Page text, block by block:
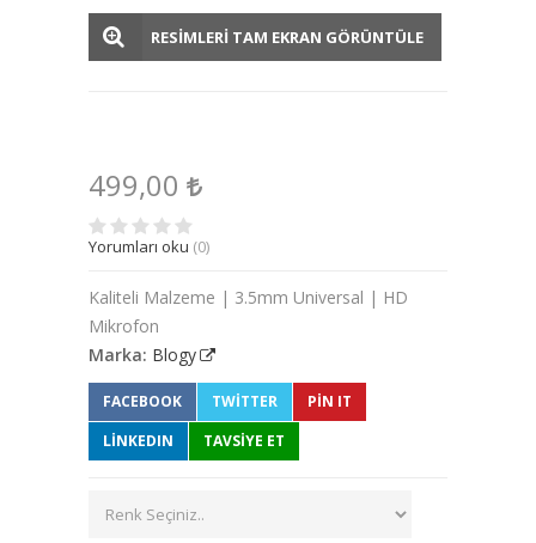
RESİMLERİ TAM EKRAN GÖRÜNTÜLE
499,00
Yorumları oku (0)
Kaliteli Malzeme | 3.5mm Universal | HD
Mikrofon
Marka: Blogy
FACEBOOK TWITTER
PIN IT
LINKEDIN
TAVSİYE ET